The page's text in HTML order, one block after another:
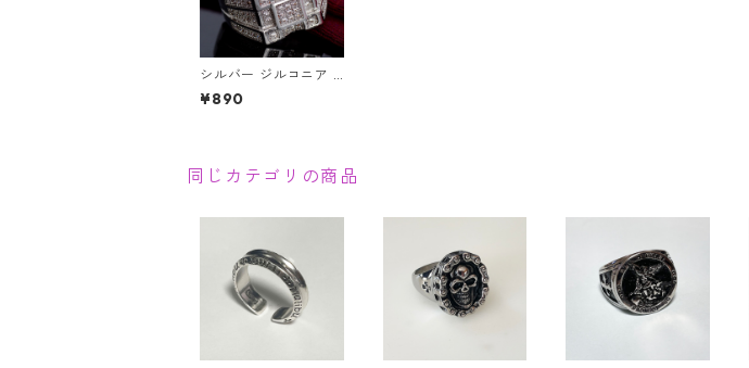
シルバー ジルコニア C
Zダイヤ 平打ち 正方形
メンズ リング 指輪 キ
¥890
同じカテゴリの商品